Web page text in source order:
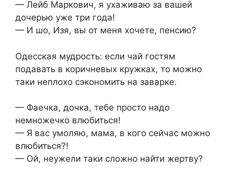
— Лейб Маркович, я ухаживаю за вашей
дочерью уже три года!
— И шо, Изя, вы от меня хочете, пенсию?
Одесская мудрость: если чай гостям
подавать в коричневых кружках, то можно
таки неплохо сэкономить на заварке.
— Фаечка, дочка, тебе просто надо
немножечко влюбиться!
— Я вас умоляю, мама, в кого сейчас можно
влюбиться?!
— Ой, неужели таки сложно найти жертву?